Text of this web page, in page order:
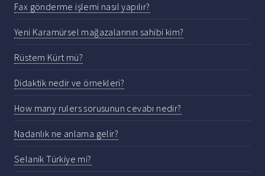
Fax gönderme işlemi nasıl yapılır?
Yeni Karamürsel mağazalarının sahibi kim?
Rüstem Kürt mü?
Didaktik nedir ve örnekleri?
How many rulers sorusunun cevabı nedir?
Nadanlık ne anlama gelir?
Selanik Türkiye mi?